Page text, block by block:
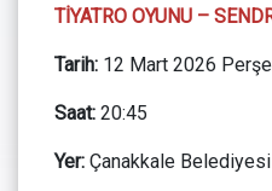
TİYATRO OYUNU –
Tarih: 12 Mart 2026
Saat: 20:45
Yer: Çanakkale